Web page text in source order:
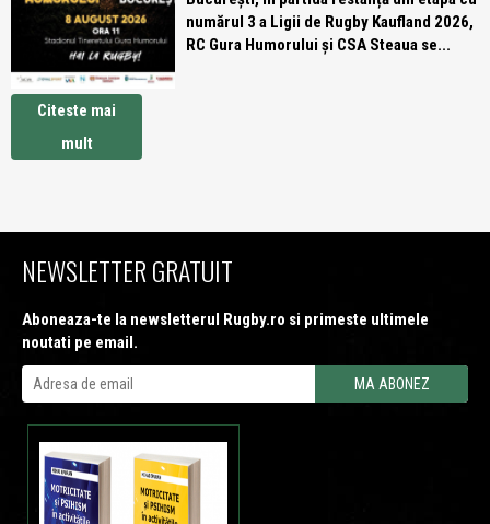
numărul 3 a Ligii de Rugby Kaufland 2026,
RC Gura Humorului și CSA Steaua se...
Citeste mai
mult
NEWSLETTER GRATUIT
Aboneaza-te la newsletterul Rugby.ro si primeste ultimele
noutati pe email.